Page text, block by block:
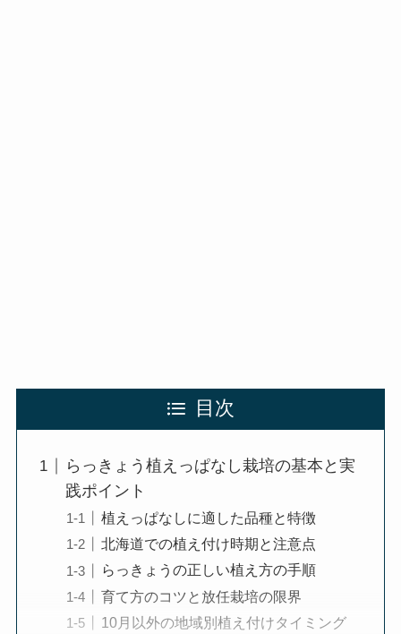
目次
らっきょう植えっぱなし栽培の基本と実
践ポイント
植えっぱなしに適した品種と特徴
北海道での植え付け時期と注意点
らっきょうの正しい植え方の手順
育て方のコツと放任栽培の限界
10月以外の地域別植え付けタイミング